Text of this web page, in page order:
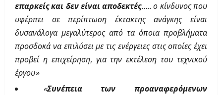
επαρκείς και δεν είναι αποδεκτές….. ο κίνδυνος που
υφέρπει σε περίπτωση έκτακτης ανάγκης είναι
δυσανάλογα μεγαλύτερος από τα όποια προβλήματα
προσδοκά να επιλύσει με τις ενέργειες στις οποίες έχει
προβεί η επιχείρηση, για την εκτέλεση του τεχνικού
έργου»
«Συνέπεια των προαναφερόμενων